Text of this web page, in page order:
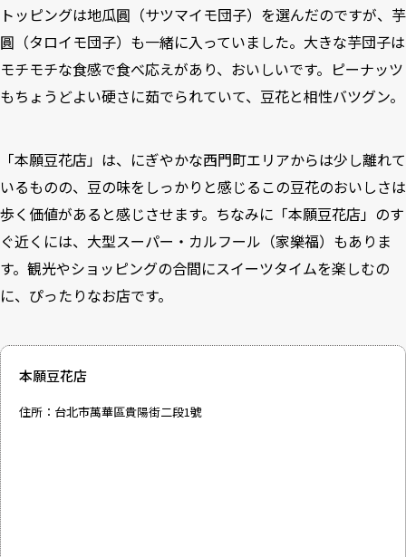
トッピングは地瓜圓（サツマイモ団子）を選んだのですが、芋
圓（タロイモ団子）も一緒に入っていました。大きな芋団子は
モチモチな食感で食べ応えがあり、おいしいです。ピーナッツ
もちょうどよい硬さに茹でられていて、豆花と相性バツグン。
「本願豆花店」は、にぎやかな西門町エリアからは少し離れて
いるものの、豆の味をしっかりと感じるこの豆花のおいしさは
歩く価値があると感じさせます。ちなみに「本願豆花店」のす
ぐ近くには、大型スーパー・カルフール（家樂福）もありま
す。観光やショッピングの合間にスイーツタイムを楽しむの
に、ぴったりなお店です。
本願豆花店
住所：台北市萬華區貴陽街二段1號